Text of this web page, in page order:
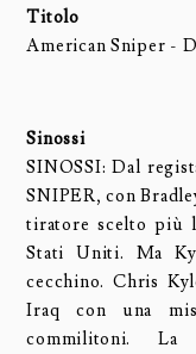
Titolo
American Sniper -
Sinossi
SINOSSI: Dal
SNIPER, con
tiratore scelto più
Stati Uniti. Ma
cecchino. Chris
Iraq con una
commilitoni. La